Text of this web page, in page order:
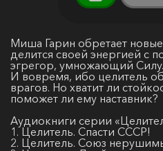
Миша Гарин обретает
делится своей энергией с
эгрегор, умножающий Силу.
И вовремя, ибо целитель
врагов. Но хватит ли
поможет ли ему наставник?
Аудиокниги серии
1. Целитель. Спасти СССР!
2. Целитель. Союз